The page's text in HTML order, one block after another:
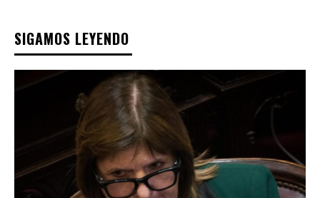
SIGAMOS LEYENDO